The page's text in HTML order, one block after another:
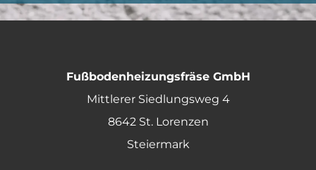
Fußbodenheizungsfräse GmbH
Mittlerer Siedlungsweg 4
8642 St. Lorenzen
Steiermark